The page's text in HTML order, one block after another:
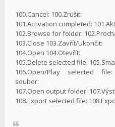
100.Cancel: 100.Zrušit:
101.Activation completed:
102.Browse for folder:
103.Close 103.Zavřít/Ukončit:
104.Open 104.Otevřít:
105.Delete selected file:
106.Open/Play selected
soubor:
107.Open output folder:
108.Export selected file: